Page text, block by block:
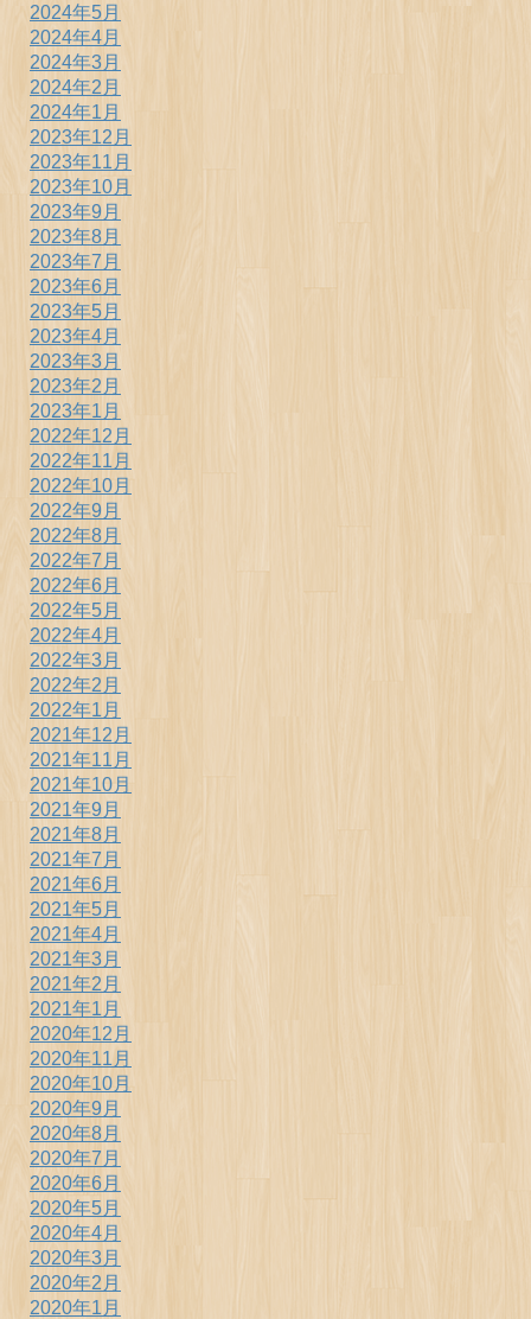
2024年5月
2024年4月
2024年3月
2024年2月
2024年1月
2023年12月
2023年11月
2023年10月
2023年9月
2023年8月
2023年7月
2023年6月
2023年5月
2023年4月
2023年3月
2023年2月
2023年1月
2022年12月
2022年11月
2022年10月
2022年9月
2022年8月
2022年7月
2022年6月
2022年5月
2022年4月
2022年3月
2022年2月
2022年1月
2021年12月
2021年11月
2021年10月
2021年9月
2021年8月
2021年7月
2021年6月
2021年5月
2021年4月
2021年3月
2021年2月
2021年1月
2020年12月
2020年11月
2020年10月
2020年9月
2020年8月
2020年7月
2020年6月
2020年5月
2020年4月
2020年3月
2020年2月
2020年1月